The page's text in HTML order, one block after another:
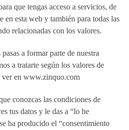
que tengas acceso a servicios, de
en esta web y también para todas las
relacionadas con los valores.
a formar parte de nuestra
a tratarte según los valores de
ver en www.zinquo.com
conozcas las condiciones de
tus datos y le das a “lo he
ha producido el “consentimiento